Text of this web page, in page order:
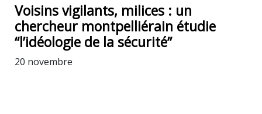
Voisins vigilants, milices : un
chercheur montpelliérain étudie
“l’idéologie de la sécurité”
20 novembre